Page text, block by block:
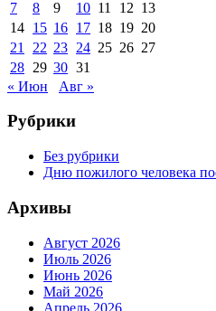
7
8 9 10 11 12 13
14 15 16 17 18 19 20
21
22 23 24 25 26 27
28 29 30 31
« Июн
Авг »
Рубрики
Без рубрики
Дню пожилого человека
Архивы
Август 2026
Июль 2026
Июнь 2026
Май 2026
Апрель 2026